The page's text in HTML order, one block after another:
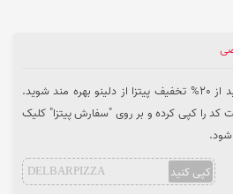
با استفاده از کد تخفیف میتوانید از 20% تخفیف پیتزا از دلینو بهره مند شوید.
کد را کپی کرده و بر روی "سفارش پیتزا" کلیک
شود.
کپی کنید DELBARPIZZA